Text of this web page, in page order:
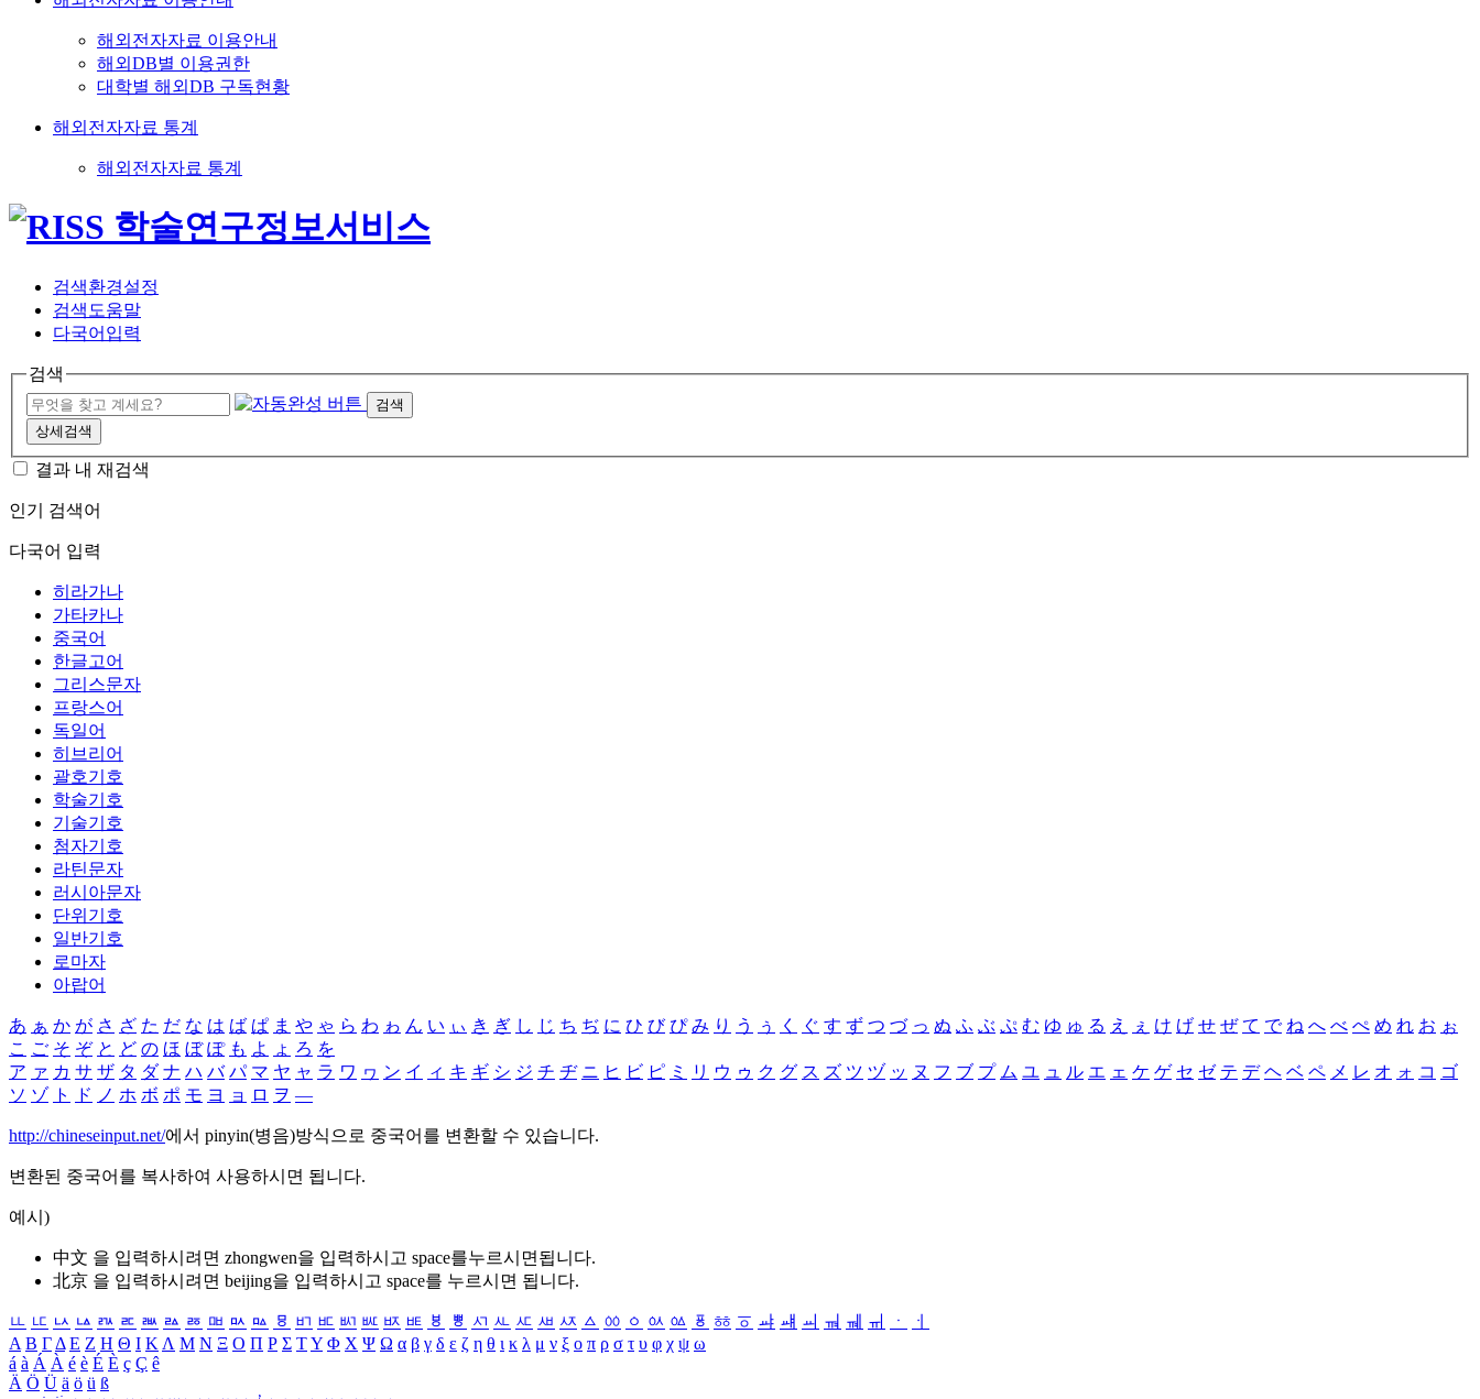
해외전자자료 이용안내
해외DB별 이용권한
대학별 해외DB 구독현황
해외전자자료 통계
해외전자자료 통계
검색환경설정
검색도움말
다국어입력
검색
검색
상세검색
결과 내 재검색
인기 검색어
다국어 입력
히라가나
가타카나
중국어
한글고어
그리스문자
프랑스어
독일어
히브리어
괄호기호
학술기호
기술기호
첨자기호
라틴문자
러시아문자
단위기호
일반기호
로마자
아랍어
あ ぁ か が さ ざ た だ な は ば ぱ ま や ゃ ら わ ゎ ん い ぃ き ぎ し じ ち ぢ に ひ び ぴ み り う ぅ く ぐ す ず つ づ っ ぬ ふ ぶ ぷ む ゆ ゅ る え ぇ け げ せ ぜ て で ね へ べ ぺ め れ お ぉ
こ ご そ ぞ と ど の ほ ぼ ぽ も よ ょ ろ を
ア ァ カ サ ザ タ ダ ナ ハ バ パ マ ヤ ャ ラ ワ ヮ ン イ ィ キ ギ シ ジ チ ヂ ニ ヒ ビ ピ ミ リ ウ ゥ ク グ ス ズ ツ ヅ ッ ヌ フ ブ プ ム ユ ュ ル エ ェ ケ ゲ セ ゼ テ デ ヘ ベ ペ メ レ オ ォ コ ゴ
ソ ゾ ト ド ノ ホ ボ ポ モ ヨ ョ ロ ヲ ―
http://chineseinput.net/에서 pinyin(병음)방식으로 중국어를 변환할 수 있습니다.
변환된 중국어를 복사하여 사용하시면 됩니다.
예시)
中文 을 입력하시려면 zhongwen을 입력하시고 space를누르시면됩니다.
北京 을 입력하시려면 beijing을 입력하시고 space를 누르시면 됩니다.
ㅥ ㅦ ㅧ ㅨ ㅩ ㅪ ㅫ ㅬ ㅭ ㅮ ㅯ ㅰ ㅱ ㅲ ㅳ ㅴ ㅵ ㅶ ㅷ ㅸ ㅹ ㅺ ㅻ ㅼ ㅽ ㅾ ㅿ ㆀ ㆁ ㆂ ㆃ ㆄ ㆅ ㆆ ㆇ ㆈ ㆉ ㆊ ㆋ ㆌ ㆍ
ㆎ
Α Β ΓΔ Ε Ζ Η Θ Ι ΚΛ Μ Ν Ξ Ο Π Ρ Σ ΤΥ Φ Χ Ψ Ω α β γ δ ε ζ η θ ι κ λ μ ν ξ ο π ρ σ τ υ φ χ ψ ω
á à Á À é è É È ç Ç ê
Ä Ö Ü ä ö ü ß